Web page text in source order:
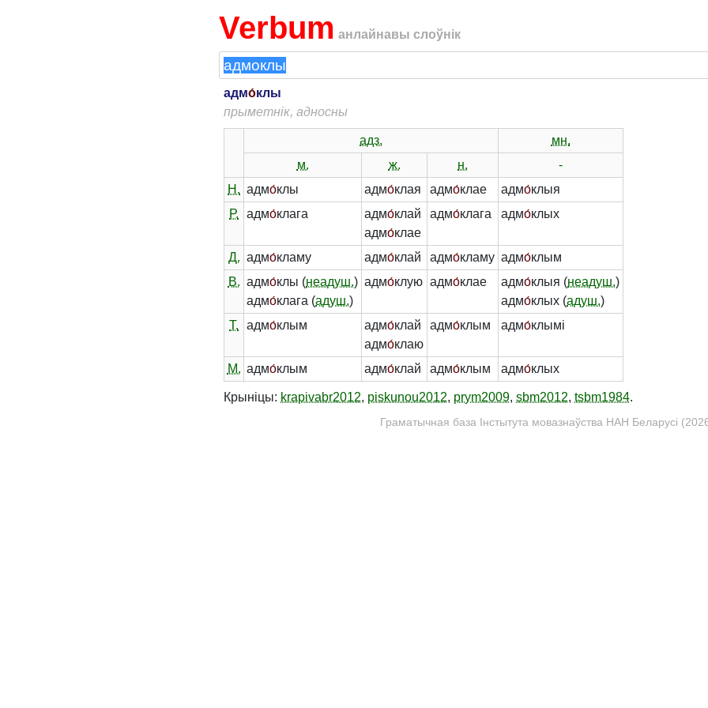
Verbum анлайнавы слоўнік
адмо́клы
прыметнік, адносны
адз.
мн.
м.
ж. н.
-
Н. адмо́клы адмо́клая адмо́клае адмо́клыя
Р.
адмо́клага адмо́клай
адмо́клае
адмо́клага адмо́клых
Д. адмо́кламу адмо́клай адмо́кламу адмо́клым
В. адмо́клы (неадуш.)
адмо́клага (адуш.)
адмо́клую адмо́клае адмо́клыя (неадуш.)
адмо́клых (адуш.)
Т.
адмо́клым адмо́клай
адмо́клаю
адмо́клым адмо́клымі
М. адмо́клым адмо́клай адмо́клым адмо́клых
Крыніцы: krapivabr2012, piskunou2012, prym2009, sbm2012, tsbm1984.
Граматычная база Інстытута мовазнаўства НАН Беларусі